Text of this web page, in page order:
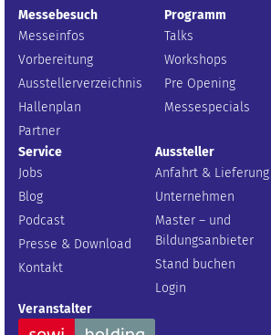
Messebesuch
Messeinfos
Vorbereitung
Ausstellerverzeichnis
Hallenplan
Partner
Programm
Talks
Workshops
Pre Opening
Messespecials
Service
Jobs
Blog
Podcast
Presse & Download
Kontakt
Aussteller
Anfahrt & Lieferung
Unternehmen
Master – und
Bildungsanbieter
Stand buchen
Login
Veranstalter